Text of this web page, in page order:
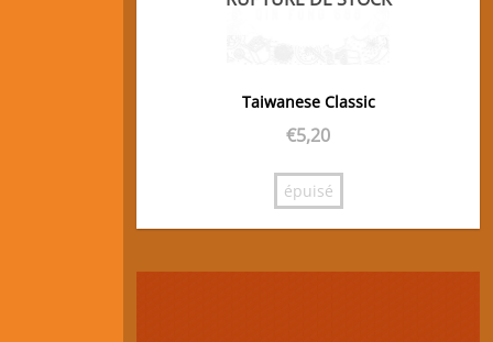
Taiwanese Classic
€5,20
épuisé